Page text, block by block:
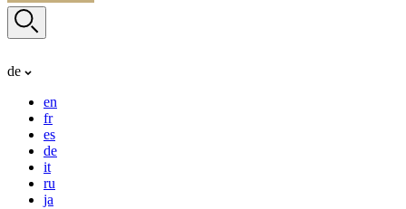
de
en
fr
es
de
it
ru
ja